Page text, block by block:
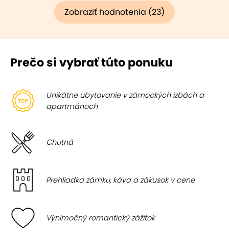
Zobraziť hodnotenia (23)
Prečo si vybrať túto ponuku
Unikátne ubytovanie v zámockých izbách a
apartmánoch
Chutná
Prehliadka zámku, káva a zákusok v cene
Výnimočný romantický zážitok